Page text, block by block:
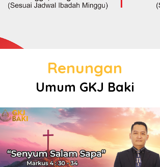
Renungan
Umum GKJ Baki